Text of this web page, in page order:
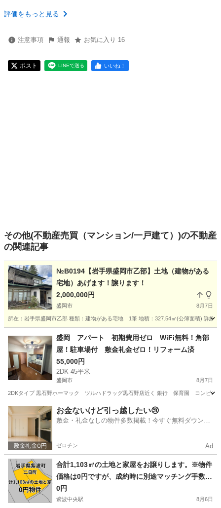
評価をもっと見る
注意事項 通報 お気に入り 16
ポスト LINEで送る いいね！
その他(不動産売買（マンション/一戸建て）)の不動産
の関連記事
№B0194【岩手県盛岡市乙部】土地（建物がある
宅地）あげます！譲ります！
2,000,000円
盛岡市 8月7日
所在：岩手県盛岡市乙部 種類：建物がある宅地 1筆 地積：327.54㎡(公簿面積) 詳細
中古（マンション/一戸建て）
盛岡 アパート 初期費用ゼロ WiFi無料！角部
屋！駐車場付 敷金礼金ゼロ！リフォーム済
55,000円
2DK 45平米
盛岡市 8月7日
2DKタイプ 黒石野ホーマック ツルハドラッグ黒石野店近く 銀行 保育園 コンビニ
盛岡市 不動産売買（マンション/一戸建て）
お金ないけど引っ越したい😢
敷金・礼金なしの物件多数掲載！今すぐ無料ダウンロ
ゼロチン Ad
合計1,103㎡の土地と家屋をお譲りします。※物件
価格は0円ですが、成約時に別途マッチング手数料
275,000円（税込）が発生します。
0円
紫波中央駅 8月6日